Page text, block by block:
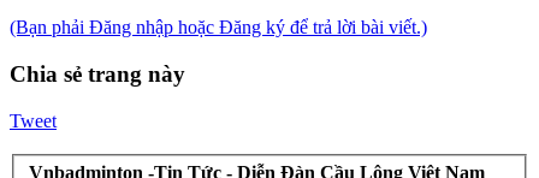
(Bạn phải Đăng nhập hoặc Đăng ký để trả lời bài viết.)
Chia sẻ trang này
Tweet
Vnbadminton -Tin Tức - Diễn Đàn Cầu Lông Việt Nam